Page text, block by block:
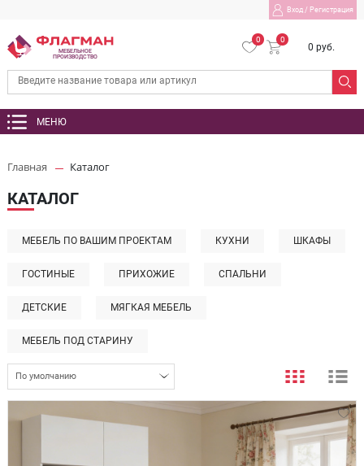
Вход/ Регистрация
МЕБЕЛЬНОЕ
ПРОИЗВОДСТВО
0 0
0 руб.
МЕНЮ
Главная Каталог
КАТАЛОГ
МЕБЕЛЬ ПО ВАШИМ ПРОЕКТАМ КУХНИ ШКАФЫ
ГОСТИНЫЕ ПРИХОЖИЕ СПАЛЬНИ
ДЕТСКИЕ МЯГКАЯ МЕБЕЛЬ
МЕБЕЛЬ ПОД СТАРИНУ
По умолчанию